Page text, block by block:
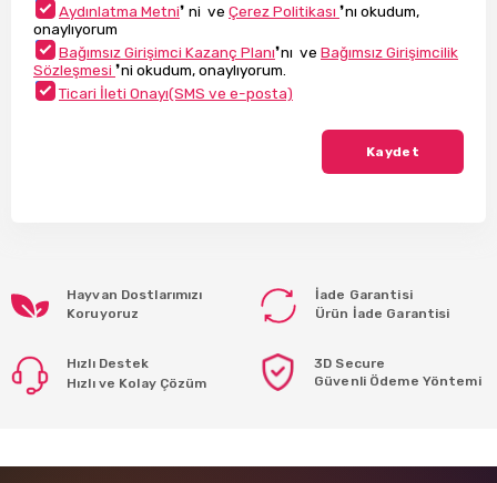
Aydınlatma Metni❜ ni ve Çerez Politikası ❜nı okudum,
onaylıyorum
Bağımsız Girişimci Kazanç Planı❜nı ve Bağımsız Girişimcilik
Sözleşmesi ❜ni okudum, onaylıyorum.
Ticari İleti Onayı(SMS ve e-posta)
Kaydet
Hayvan Dostlarımızı
Koruyoruz
İade Garantisi
Ürün İade Garantisi
Hızlı Destek
Hızlı ve Kolay Çözüm
3D Secure
Güvenli Ödeme Yöntemi